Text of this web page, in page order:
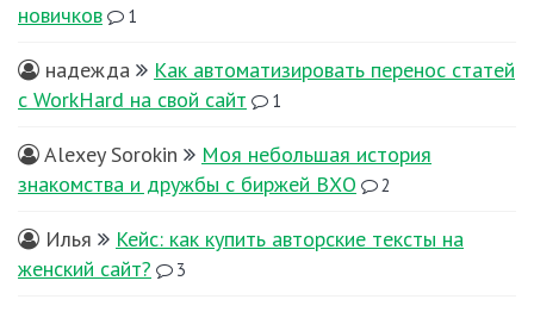
новичков
1
надежда
Как автоматизировать перенос статей
с WorkHard на свой сайт
1
Alexey Sorokin
Моя небольшая история
знакомства и дружбы с биржей ВХО
2
Илья
Кейс: как купить авторские тексты на
женский сайт?
3